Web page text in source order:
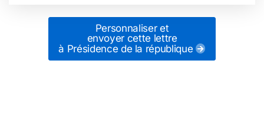
Personnaliser et
envoyer cette lettre
à Présidence de la république